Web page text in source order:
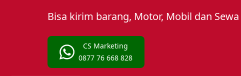
Bisa kirim barang, Motor, Mobil dan
CS Marketing
0877 76 668 828